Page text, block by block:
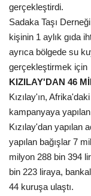
gerçekleştirdi.
Sadaka Taşı
kişinin 1 aylık gıda
ayrıca bölgede su
gerçekleştirmek için
KIZILAY'DAN 46
Kızılay'ın,
kampanyaya
Kızılay'dan
yapılan bağışlar 7
milyon 288 bin 394
bin 223 liraya,
44 kuruşa ulaştı.